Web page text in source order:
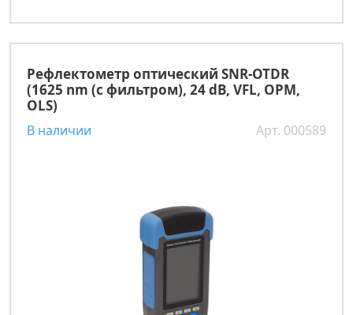
Рефлектометр оптический SNR-OTDR
(1625 nm (с фильтром), 24 dB, VFL, OPM,
OLS)
В наличии Арт. 000589